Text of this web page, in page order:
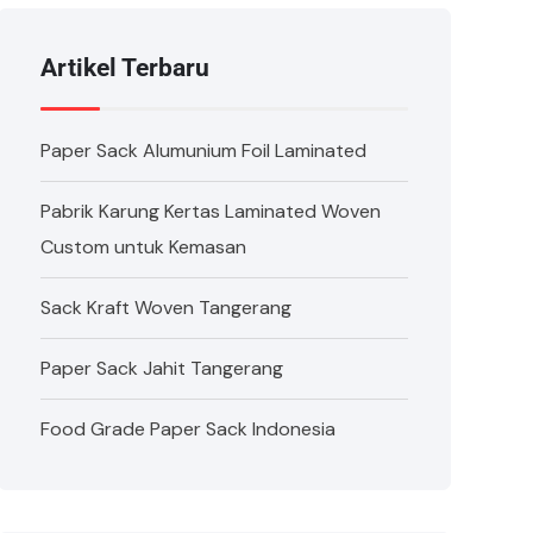
Artikel Terbaru
Paper Sack Alumunium Foil Laminated
Pabrik Karung Kertas Laminated Woven
Custom untuk Kemasan
Sack Kraft Woven Tangerang
Paper Sack Jahit Tangerang
Food Grade Paper Sack Indonesia